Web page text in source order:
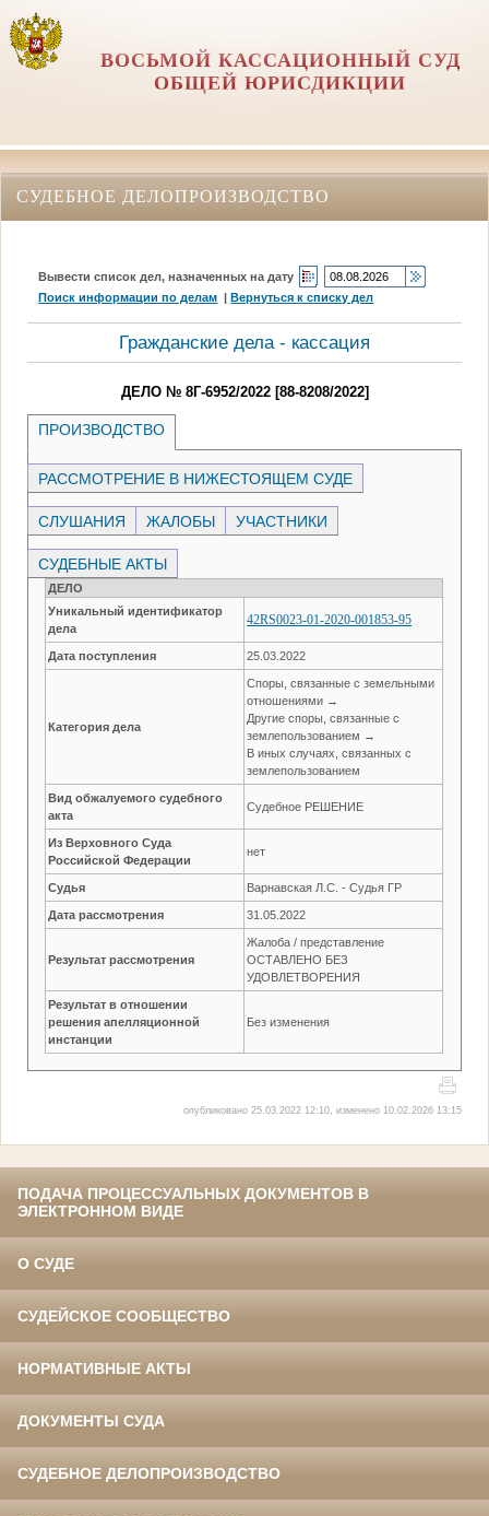
ВОСЬМОЙ КАССАЦИОННЫЙ СУД
ОБЩЕЙ ЮРИСДИКЦИИ
СУДЕБНОЕ ДЕЛОПРОИЗВОДСТВО
Вывести список дел, назначенных на дату
Поиск информации по делам |Вернуться к списку дел
Гражданские дела - кассация
ДЕЛО № 8Г-6952/2022 [88-8208/2022]
ПРОИЗВОДСТВО
РАССМОТРЕНИЕ В НИЖЕСТОЯЩЕМ СУДЕ
СЛУШАНИЯ ЖАЛОБЫ УЧАСТНИКИ
СУДЕБНЫЕ АКТЫ
ДЕЛО
Уникальный идентификатор
дела
42RS0023-01-2020-001853-95
Дата поступления 25.03.2022
Категория дела
Споры, связанные с земельными
отношениями →
Другие споры, связанные с
землепользованием →
В иных случаях, связанных с
землепользованием
Вид обжалуемого судебного
акта
Судебное РЕШЕНИЕ
Из Верховного Суда
Российской Федерации
нет
Судья Варнавская Л.С. - Судья ГР
Дата рассмотрения 31.05.2022
Результат рассмотрения
Жалоба / представление
ОСТАВЛЕНО БЕЗ
УДОВЛЕТВОРЕНИЯ
Результат в отношении
решения апелляционной
инстанции
Без изменения
опубликовано 25.03.2022 12:10, изменено 10.02.2026 13:15
ПОДАЧА ПРОЦЕССУАЛЬНЫХ ДОКУМЕНТОВ В
ЭЛЕКТРОННОМ ВИДЕ
О СУДЕ
СУДЕЙСКОЕ СООБЩЕСТВО
НОРМАТИВНЫЕ АКТЫ
ДОКУМЕНТЫ СУДА
СУДЕБНОЕ ДЕЛОПРОИЗВОДСТВО